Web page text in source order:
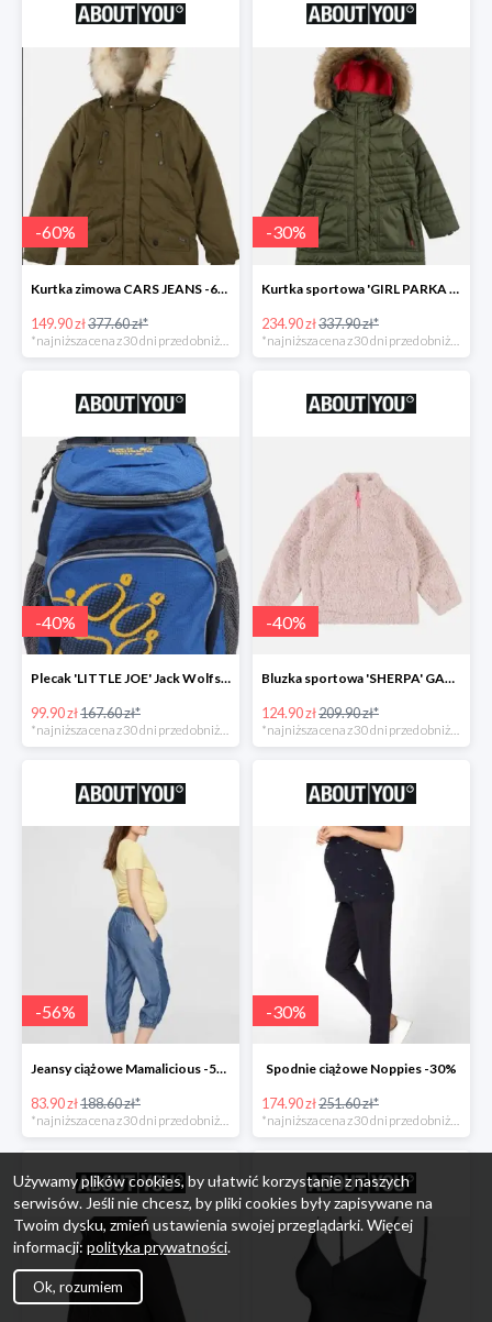
-60%
Kurtka zimowa CARS JEANS -60%
149.90 zł377.60 zł*
*najniższa cena z 30 dni przed obniżką
-30%
Kurtka sportowa 'GIRL PARKA SNAPS HOOD' CMP -30%
234.90 zł337.90 zł*
*najniższa cena z 30 dni przed obniżką
-40%
Plecak 'LITTLE JOE' Jack Wolfskin -40%
99.90 zł167.60 zł*
*najniższa cena z 30 dni przed obniżką
-40%
Bluzka sportowa 'SHERPA' GAP -40%
124.90 zł209.90 zł*
*najniższa cena z 30 dni przed obniżką
-56%
Jeansy ciążowe Mamalicious -56%
83.90 zł188.60 zł*
-30%
Spodnie ciążowe Noppies -30%
174.90 zł251.60 zł*
Używamy plików cookies, by ułatwić korzystanie z naszych
serwisów. Jeśli nie chcesz, by pliki cookies były zapisywane na
Twoim dysku, zmień ustawienia swojej przeglądarki. Więcej
informacji: polityka prywatności.
Ok, rozumiem